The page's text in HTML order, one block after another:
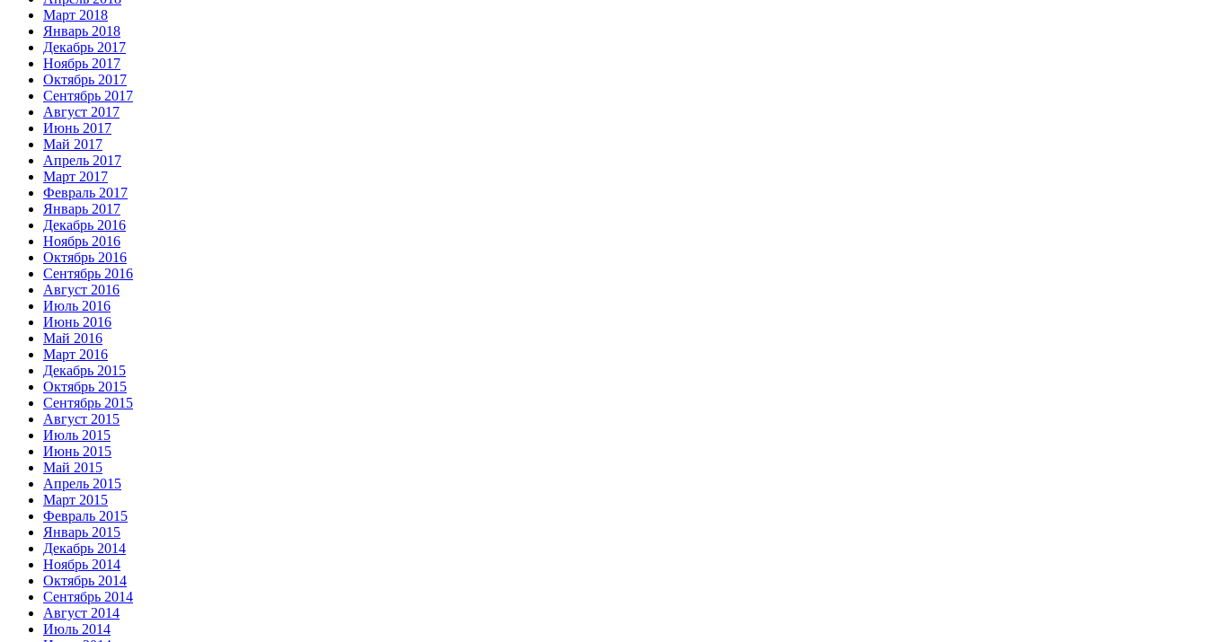
Март 2018
Январь 2018
Декабрь 2017
Ноябрь 2017
Октябрь 2017
Сентябрь 2017
Август 2017
Июнь 2017
Май 2017
Апрель 2017
Март 2017
Февраль 2017
Январь 2017
Декабрь 2016
Ноябрь 2016
Октябрь 2016
Сентябрь 2016
Август 2016
Июль 2016
Июнь 2016
Май 2016
Март 2016
Декабрь 2015
Октябрь 2015
Сентябрь 2015
Август 2015
Июль 2015
Июнь 2015
Май 2015
Апрель 2015
Март 2015
Февраль 2015
Январь 2015
Декабрь 2014
Ноябрь 2014
Октябрь 2014
Сентябрь 2014
Август 2014
Июль 2014